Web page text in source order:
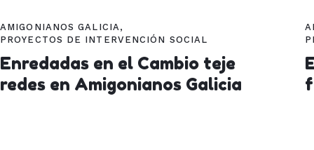
AMIGONIANOS GALICIA ,
PROYECTOS DE INTERVENCIÓN SOCIAL
Enredadas en el Cambio teje
redes en Amigonianos Galicia